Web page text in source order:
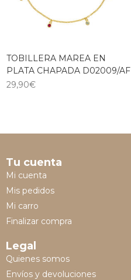
TOBILLERA MAREA EN
PLATA CHAPADA D02009/AF
29,90€
Tu cuenta
Mi cuenta
Mis pedidos
Mi carro
Finalizar compra
Legal
Quienes somos
Envíos y devoluciones